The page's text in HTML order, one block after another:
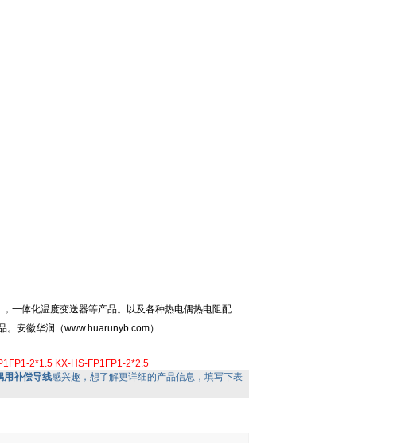
一体化温度变送器等产品。以及各种热电偶热电阻配
安徽华润（www.huarunyb.com）
2*1.5 KX-HS-FP1FP1-2*2.5
用补偿导线感兴趣，想了解更详细的产品信息，填写下表